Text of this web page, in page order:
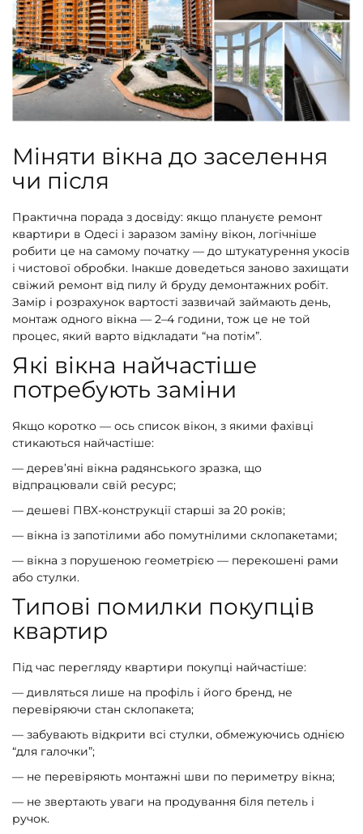
Міняти вікна до заселення
чи після
Практична порада з досвіду: якщо плануєте ремонт
квартири в Одесі і заразом заміну вікон, логічніше
робити це на самому початку — до штукатурення укосів
і чистової обробки. Інакше доведеться заново захищати
свіжий ремонт від пилу й бруду демонтажних робіт.
Замір і розрахунок вартості зазвичай займають день,
монтаж одного вікна — 2–4 години, тож це не той
процес, який варто відкладати “на потім”.
Які вікна найчастіше
потребують заміни
Якщо коротко — ось список вікон, з якими фахівці
стикаються найчастіше:
— дерев’яні вікна радянського зразка, що
відпрацювали свій ресурс;
— дешеві ПВХ-конструкції старші за 20 років;
— вікна із запотілими або помутнілими склопакетами;
— вікна з порушеною геометрією — перекошені рами
або стулки.
Типові помилки покупців
квартир
Під час перегляду квартири покупці найчастіше:
— дивляться лише на профіль і його бренд, не
перевіряючи стан склопакета;
— забувають відкрити всі стулки, обмежуючись однією
“для галочки”;
— не перевіряють монтажні шви по периметру вікна;
— не звертають уваги на продування біля петель і
ручок.